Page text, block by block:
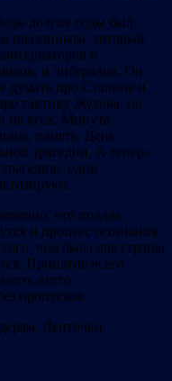
долгие годы был
праздником, который
и
и либералов. Он
про Сталина и
тактику Жукова, но
на всех. Минута
память. День
трагедии. А теперь
одни
что подлая
и процесс осознания
чем была для страны
Принятие всего
всего
пропусков.
Ленточки